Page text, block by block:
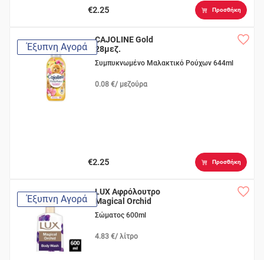
€2.25 Προσθήκη
Έξυπνη Αγορά
CAJOLINE Gold
28μεζ.
Συμπυκνωμένο Μαλακτικό Ρούχων 644ml
0.08 €/ μεζούρα
€2.25 Προσθήκη
Έξυπνη Αγορά
LUX Αφρόλουτρο
Magical Orchid
Σώματος 600ml
4.83 €/ λίτρο